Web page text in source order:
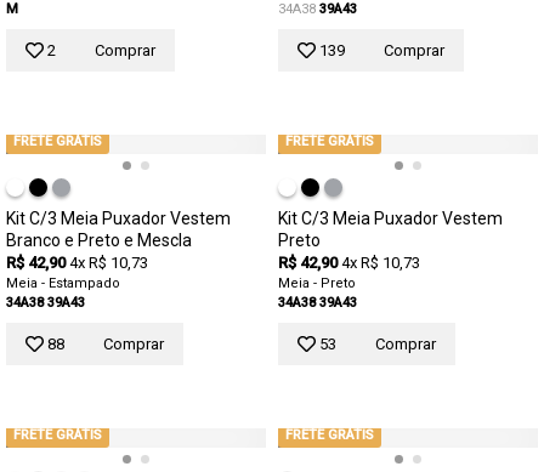
M
2 Comprar
34A38 39A43
139 Comprar
FRETE GRÁTIS
Kit C/3 Meia Puxador Vestem
Branco e Preto e Mescla
R$ 42,90 4x R$ 10,73
Meia - Estampado
34A38 39A43
88 Comprar
FRETE GRÁTIS
Kit C/3 Meia Puxador Vestem
Preto
R$ 42,90 4x R$ 10,73
Meia - Preto
34A38 39A43
53 Comprar
FRETE GRÁTIS FRETE GRÁTIS